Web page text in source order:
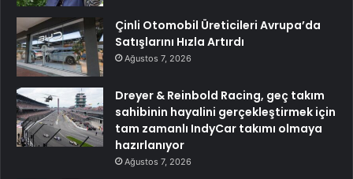
Çinli Otomobil Üreticileri Avrupa’da
Satışlarını Hızla Artırdı
Ağustos 7, 2026
Dreyer & Reinbold Racing, geç takım
sahibinin hayalini gerçekleştirmek için
tam zamanlı IndyCar takımı olmaya
hazırlanıyor
Ağustos 7, 2026